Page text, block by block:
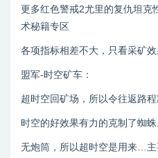
更多红色警戒2尤里的复仇坦克
术秘籍专区
各项指标相差不大，只看采矿效
盟军-时空矿车：
超时空回矿场，所以令往返路程
时空的好效果有力的克制了蜘蛛
无炮筒，所以超时空是用来…